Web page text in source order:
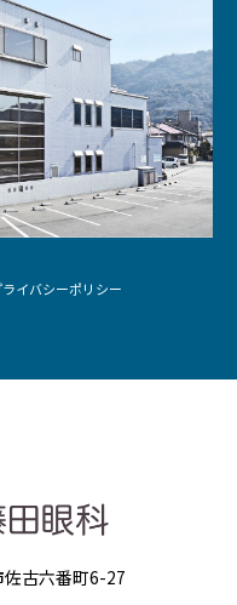
ライバシーポリシー
古六番町6-27